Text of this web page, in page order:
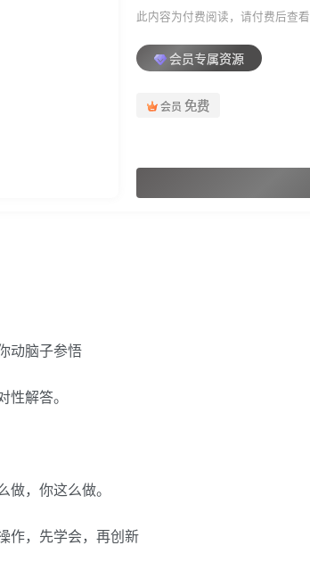
此内容为付费阅读，请付费后查看
会员专属资源
会员 免费
动脑子参悟
解答。
，你这么做。
作，先学会，再创新